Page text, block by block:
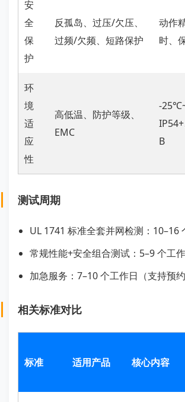
安
全
保
护
反孤岛、过压/欠压、
过频/欠频、短路保护
动作
时、
环
境
适
应
性
高低温、防护等级、
EMC
-
B
测试周期
UL 1741 标准全套并网检测：10–16
常规性能+安全组合测试：5–9 个工
加急服务：7–10 个工作日（支持预约
相关标准对比
标准 适用产品 核心内容